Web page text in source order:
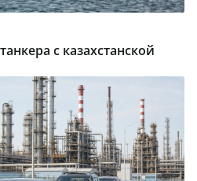
с казахстанской